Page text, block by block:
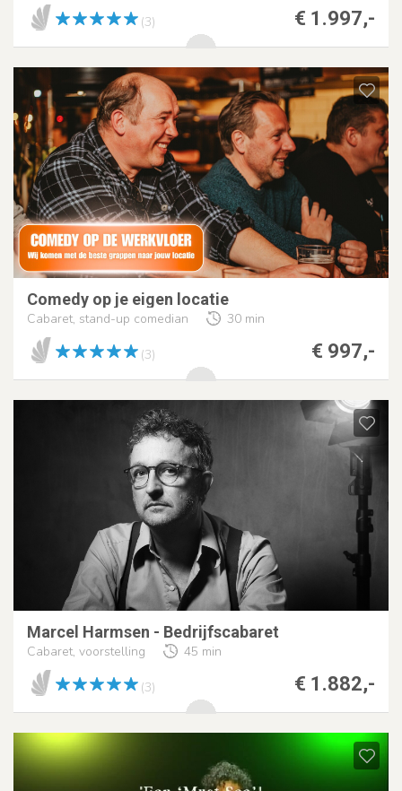
€ 1.997,-
(3)
Comedy op je eigen locatie
Cabaret, stand-up comedian 30 min
€ 997,-
(3)
Marcel Harmsen - Bedrijfscabaret
Cabaret, voorstelling 45 min
€ 1.882,-
(3)